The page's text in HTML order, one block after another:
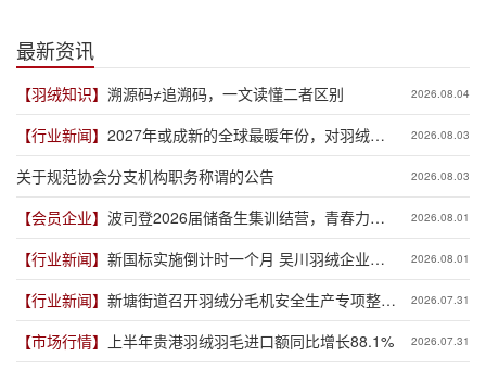
最新资讯
【羽绒知识】 溯源码≠追溯码，一文读懂二者区别 2026.08.04
【行业新闻】 2027年或成新的全球最暖年份，对羽绒产
业有何影响？
2026.08.03
关于规范协会分支机构职务称谓的公告 2026.08.03
【会员企业】 波司登2026届储备生集训结营，青春力量
赋能品牌新程
2026.08.01
【行业新闻】 新国标实施倒计时一个月 吴川羽绒企业集
体“抢跑”新规
2026.08.01
【行业新闻】 新塘街道召开羽绒分毛机安全生产专项整治
推进会
2026.07.31
【市场行情】 上半年贵港羽绒羽毛进口额同比增长88.1% 2026.07.31